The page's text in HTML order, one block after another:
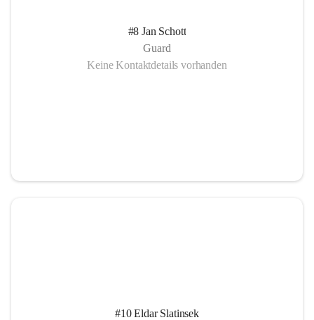
#8 Jan Schott
Guard
Keine Kontaktdetails vorhanden
#10 Eldar Slatinsek